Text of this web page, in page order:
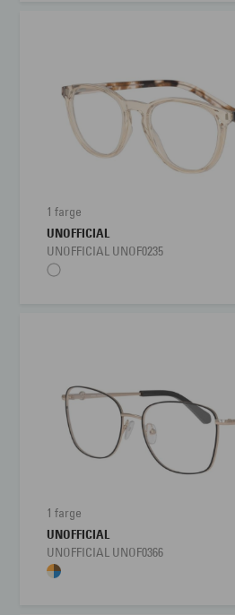
1 farge
UNOFFICIAL
UNOFFICIAL UNOF0235
1 farge
UNOFFICIAL
UNOFFICIAL UNOF0366